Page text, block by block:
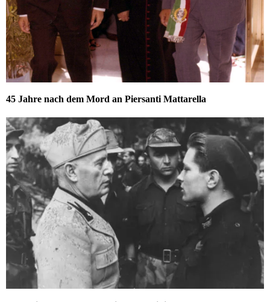
45 Jahre nach dem Mord an Piersanti Mattarella